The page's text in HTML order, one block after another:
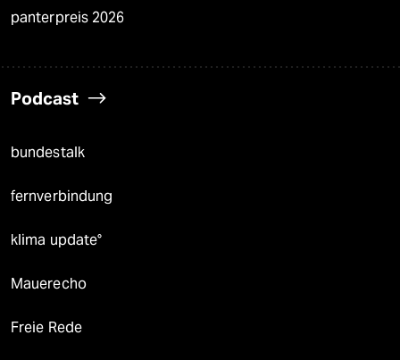
panterpreis 2026
Podcast
bundestalk
fernverbindung
klima update°
Mauerecho
Freie Rede